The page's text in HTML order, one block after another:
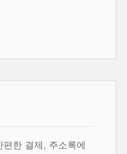
한 결제, 주소록에